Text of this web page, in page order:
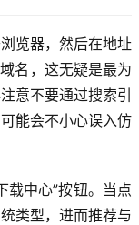
览器，然后在地址
名，这无疑是最为
意不要通过搜索引
能会不小心误入仿
载中心”按钮。当点
类型，进而推荐与